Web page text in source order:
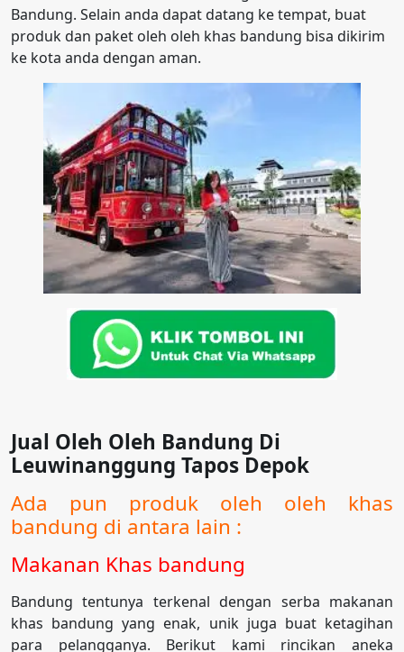
Bandung. Selain anda dapat datang ke tempat, buat
produk dan paket oleh oleh khas bandung bisa dikirim
ke kota anda dengan aman.
Jual Oleh Oleh Bandung Di
Leuwinanggung Tapos Depok
Ada pun produk oleh oleh khas
bandung di antara lain :
Makanan Khas bandung
Bandung tentunya terkenal dengan serba makanan
khas bandung yang enak, unik juga buat ketagihan
para pelangganya. Berikut kami rincikan aneka